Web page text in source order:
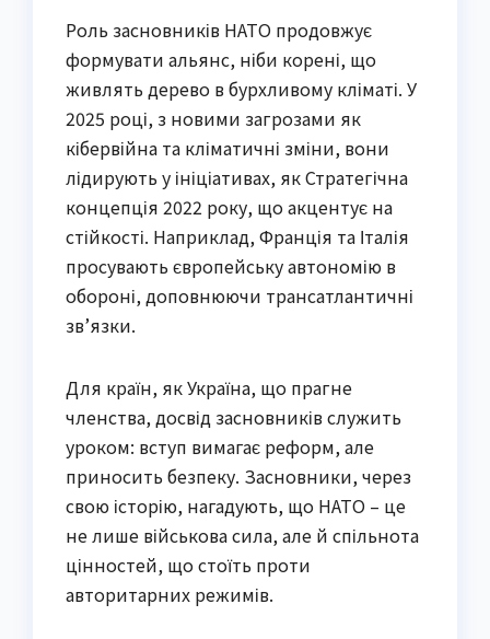
Роль засновників НАТО продовжує
формувати альянс, ніби корені, що
живлять дерево в бурхливому кліматі. У
2025 році, з новими загрозами як
кібервійна та кліматичні зміни, вони
лідирують у ініціативах, як Стратегічна
концепція 2022 року, що акцентує на
стійкості. Наприклад, Франція та Італія
просувають європейську автономію в
обороні, доповнюючи трансатлантичні
зв’язки.
Для країн, як Україна, що прагне
членства, досвід засновників служить
уроком: вступ вимагає реформ, але
приносить безпеку. Засновники, через
свою історію, нагадують, що НАТО – це
не лише військова сила, але й спільнота
цінностей, що стоїть проти
авторитарних режимів.